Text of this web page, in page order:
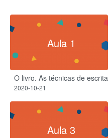
Aula 1
O livro. As técnicas de escrita
2020-10-21
Aula 3